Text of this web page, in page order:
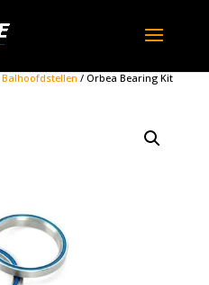
Balhoofdstellen / Orbea Bearing Kit